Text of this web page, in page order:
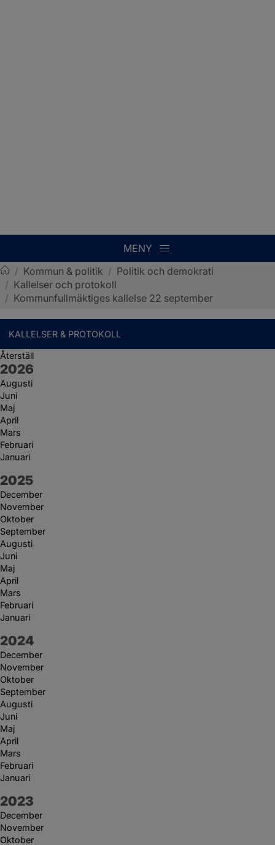
MENY
Sotenäs kommun
/ Kommun & politik / Politik och demokrati
/ Kallelser och protokoll
/ Kommunfullmäktiges kallelse 22 september
KALLELSER & PROTOKOLL
Återställ
År:
2026
Augusti
Juni
Maj
April
Mars
Februari
Januari
År:
2025
December
November
Oktober
September
Augusti
Juni
Maj
April
Mars
Februari
Januari
År:
2024
December
November
Oktober
September
Augusti
Juni
Maj
April
Mars
Februari
Januari
År:
2023
December
November
Oktober